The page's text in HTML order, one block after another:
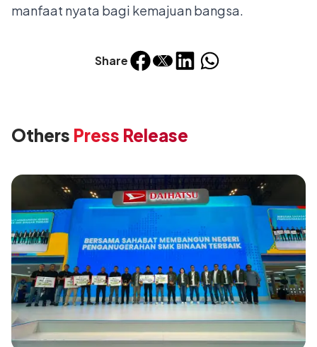
Share
manfaat nyata bagi kemajuan bangsa.
Others Press Release